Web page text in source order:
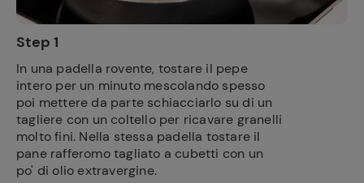
Step 1
In una padella rovente, tostare il pepe
intero per un minuto mescolando spesso
poi mettere da parte schiacciarlo su di un
tagliere con un coltello per ricavare granelli
molto fini. Nella stessa padella tostare il
pane rafferomo tagliato a cubetti con un
po' di olio extravergine.